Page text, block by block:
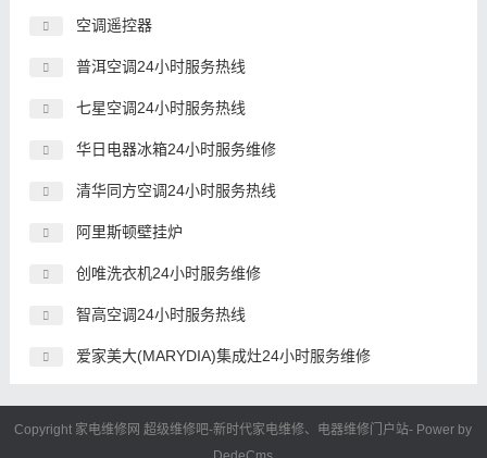
空调遥控器
普洱空调24小时服务热线
七星空调24小时服务热线
华日电器冰箱24小时服务维修
清华同方空调24小时服务热线
阿里斯顿壁挂炉
创唯洗衣机24小时服务维修
智高空调24小时服务热线
爱家美大(MARYDIA)集成灶24小时服务维修
Copyright 家电维修网超级维修吧-新时代家电维修、电器维修门户站- Power by